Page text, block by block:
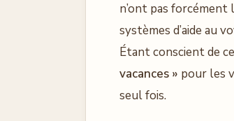
n’ont pas forcément
systèmes d’aide au
Étant conscient de
vacances » pour les
seul fois.